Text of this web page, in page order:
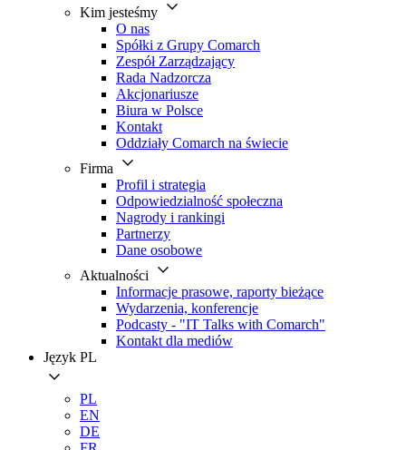
Kim jesteśmy
O nas
Spółki z Grupy Comarch
Zespół Zarządzający
Rada Nadzorcza
Akcjonariusze
Biura w Polsce
Kontakt
Oddziały Comarch na świecie
Firma
Profil i strategia
Odpowiedzialność społeczna
Nagrody i rankingi
Partnerzy
Dane osobowe
Aktualności
Informacje prasowe, raporty bieżące
Wydarzenia, konferencje
Podcasty - "IT Talks with Comarch"
Kontakt dla mediów
Język PL
PL
EN
DE